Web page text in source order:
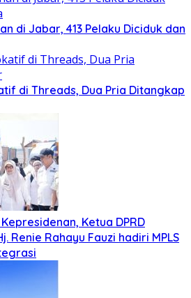
di Jabar, 413 Pelaku Diciduk dan
di Threads, Dua Pria Ditangkap
Ketua DPRD
Renie Rahayu Fauzi hadiri MPLS